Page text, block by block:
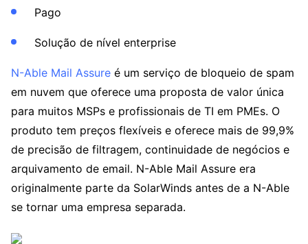
Pago
Solução de nível enterprise
N-Able Mail Assure é um serviço de bloqueio de spam
em nuvem que oferece uma proposta de valor única
para muitos MSPs e profissionais de TI em PMEs. O
produto tem preços flexíveis e oferece mais de 99,9%
de precisão de filtragem, continuidade de negócios e
arquivamento de email. N-Able Mail Assure era
originalmente parte da SolarWinds antes de a N-Able
se tornar uma empresa separada.